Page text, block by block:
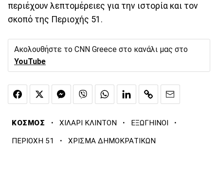
περιέχουν λεπτομέρειες για την ιστορία και τον
σκοπό της Περιοχής 51.
Ακολουθήστε το CNN Greece στο κανάλι μας στο
YouTube
ΚΟΣΜΟΣ · ΧΙΛΑΡΙ ΚΛΙΝΤΟΝ · ΕΞΩΓΗΙΝΟΙ ·
ΠΕΡΙΟΧΗ 51 · ΧΡΙΣΜΑ ΔΗΜΟΚΡΑΤΙΚΩΝ